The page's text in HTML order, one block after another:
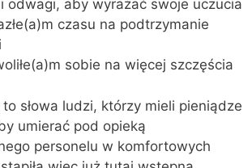
odwagi, aby wyrażać swoje uczucia
czasu na podtrzymanie
sobie na więcej szczęścia
słowa ludzi, którzy mieli pieniądze
umierać pod opieką
personelu w komfortowych